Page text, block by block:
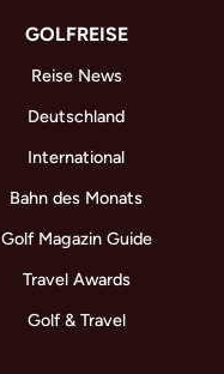
GOLFREISE
Reise News
Deutschland
International
Bahn des Monats
Golf Magazin Guide
Travel Awards
Golf & Travel